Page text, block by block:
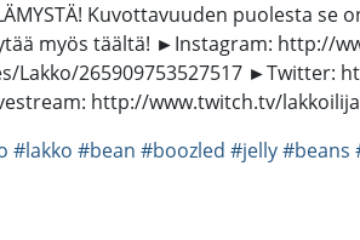
Kuvottavuuden puolesta
myös täältä! ►Instagram: http://
Lakko/265909753527517
http://www.twitch.tv/
#lakko #bean #boozled #jelly#beans